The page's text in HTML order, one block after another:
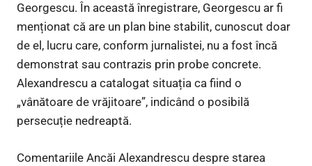
Georgescu. În această înregistrare, Georgescu ar fi
menționat că are un plan bine stabilit, cunoscut doar
de el, lucru care, conform jurnalistei, nu a fost încă
demonstrat sau contrazis prin probe concrete.
Alexandrescu a catalogat situația ca fiind o
„vânătoare de vrăjitoare”, indicând o posibilă
persecuție nedreaptă.
Comentariile Ancăi Alexandrescu despre starea